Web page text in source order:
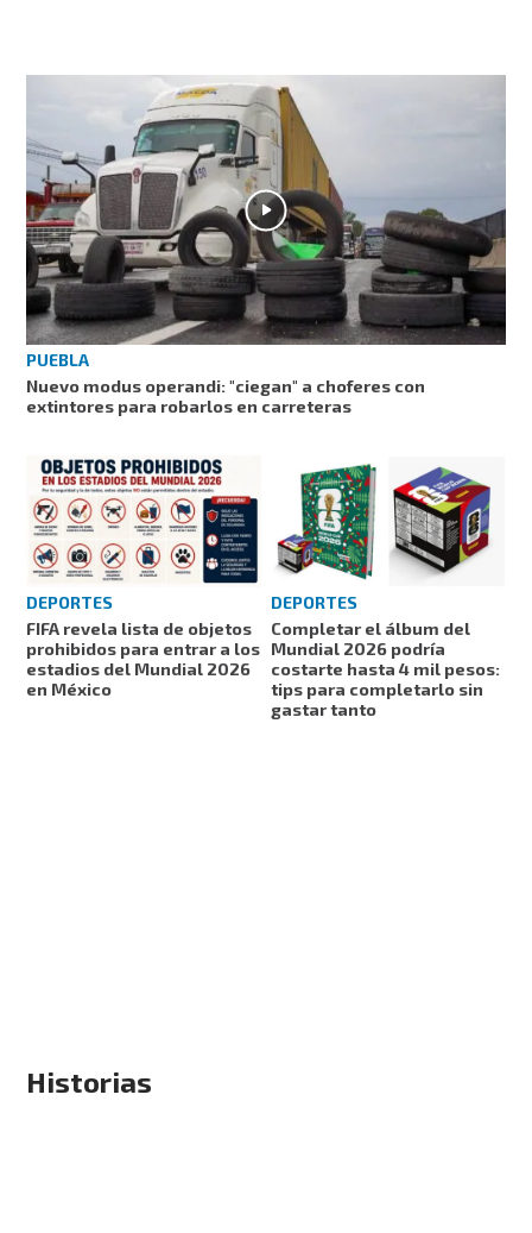
PUEBLA
Nuevo modus operandi: "ciegan" a choferes con
extintores para robarlos en carreteras
DEPORTES
FIFA revela lista de objetos
prohibidos para entrar a los
estadios del Mundial 2026
en México
DEPORTES
Completar el álbum del
Mundial 2026 podría
costarte hasta 4 mil pesos:
tips para completarlo sin
gastar tanto
Historias